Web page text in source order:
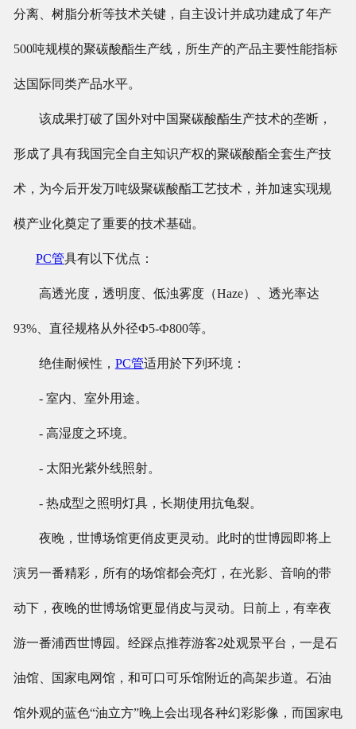
分离、树脂分析等技术关键，自主设计并成功建成了年产
500吨规模的聚碳酸酯生产线，所生产的产品主要性能指标
达国际同类产品水平。
该成果打破了国外对中国聚碳酸酯生产技术的垄断，
形成了具有我国完全自主知识产权的聚碳酸酯全套生产技
术，为今后开发万吨级聚碳酸酯工艺技术，并加速实现规
模产业化奠定了重要的技术基础。
PC管具有以下优点：
高透光度，透明度、低浊雾度（Haze）、透光率达
93%、直径规格从外径Ф5-Ф800等。
绝佳耐候性， PC管适用於下列环境：
- 室内、室外用途。
- 高湿度之环境。
- 太阳光紫外线照射。
- 热成型之照明灯具，长期使用抗龟裂。
夜晚，世博场馆更俏皮更灵动。此时的世博园即将上
演另一番精彩，所有的场馆都会亮灯，在光影、音响的带
动下，夜晚的世博场馆更显俏皮与灵动。日前上，有幸夜
游一番浦西世博园。经踩点推荐游客2处观景平台，一是石
油馆、国家电网馆，和可口可乐馆附近的高架步道。石油
馆外观的蓝色“油立方”晚上会出现各种幻彩影像，而国家电